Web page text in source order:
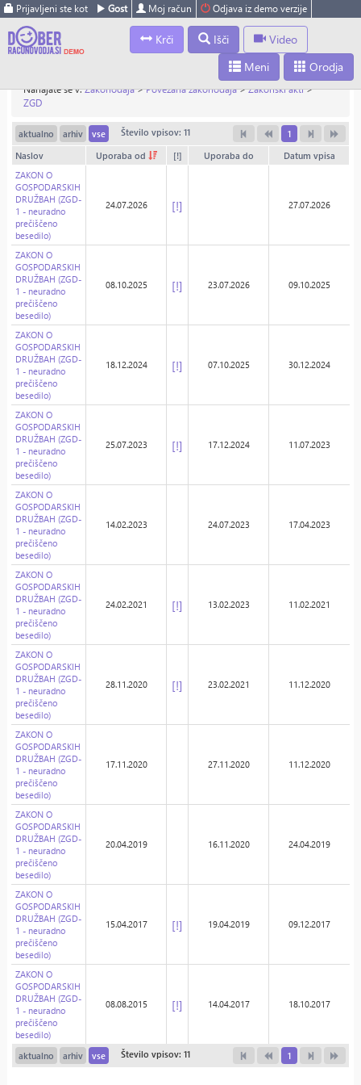
Prijavljeni ste kot Gost Moj račun Odjava iz demo verzije
Krči Išči
Video
Orodja
Meni
Nahajate se v:Zakonodaja>Povezana zakonodaja>Zakonski akti>
ZGD
aktualno arhiv vse Število vpisov: 11 1
Naslov Uporaba od [!] Uporaba do
Datum vpisa
ZAKON O
GOSPODARSKIH
DRUŽBAH (ZGD-
1 - neuradno
prečiščeno
besedilo)
24.07.2026 [!] 27.07.2026
ZAKON O
GOSPODARSKIH
DRUŽBAH (ZGD-
1 - neuradno
prečiščeno
besedilo)
08.10.2025 [!] 23.07.2026 09.10.2025
ZAKON O
GOSPODARSKIH
DRUŽBAH (ZGD-
1 - neuradno
prečiščeno
besedilo)
18.12.2024 [!] 07.10.2025 30.12.2024
ZAKON O
GOSPODARSKIH
DRUŽBAH (ZGD-
1 - neuradno
prečiščeno
besedilo)
25.07.2023 [!] 17.12.2024 11.07.2023
ZAKON O
GOSPODARSKIH
DRUŽBAH (ZGD-
1 - neuradno
prečiščeno
besedilo)
14.02.2023 24.07.2023 17.04.2023
ZAKON O
GOSPODARSKIH
DRUŽBAH (ZGD-
1 - neuradno
prečiščeno
besedilo)
24.02.2021 [!] 13.02.2023 11.02.2021
ZAKON O
GOSPODARSKIH
DRUŽBAH (ZGD-
1 - neuradno
prečiščeno
besedilo)
28.11.2020 [!] 23.02.2021 11.12.2020
ZAKON O
GOSPODARSKIH
DRUŽBAH (ZGD-
1 - neuradno
prečiščeno
besedilo)
17.11.2020 27.11.2020 11.12.2020
ZAKON O
GOSPODARSKIH
DRUŽBAH (ZGD-
1 - neuradno
prečiščeno
besedilo)
20.04.2019 16.11.2020 24.04.2019
ZAKON O
GOSPODARSKIH
DRUŽBAH (ZGD-
1 - neuradno
prečiščeno
besedilo)
15.04.2017 [!] 19.04.2019 09.12.2017
ZAKON O
GOSPODARSKIH
DRUŽBAH (ZGD-
1 - neuradno
prečiščeno
besedilo)
08.08.2015 [!] 14.04.2017 18.10.2017
aktualno arhiv vse Število vpisov: 11 1